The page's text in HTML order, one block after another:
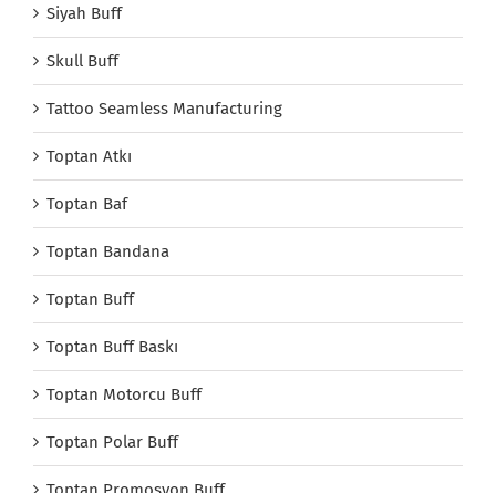
Siyah Buff
Skull Buff
Tattoo Seamless Manufacturing
Toptan Atkı
Toptan Baf
Toptan Bandana
Toptan Buff
Toptan Buff Baskı
Toptan Motorcu Buff
Toptan Polar Buff